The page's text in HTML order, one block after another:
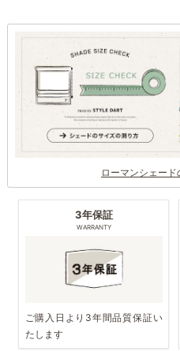
ローマンシェー
3年保証
WARRANTY
ご購入日より3年間品質保証い
たします